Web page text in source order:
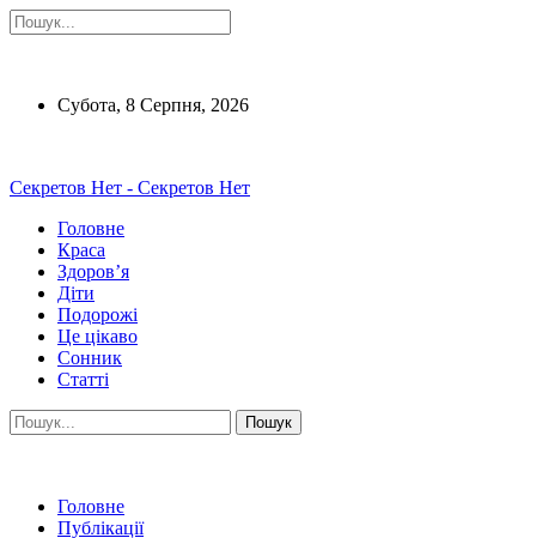
Субота, 8 Серпня, 2026
Секретов Нет - Секретов Нет
Головне
Краса
Здоров’я
Діти
Подорожі
Це цікаво
Сонник
Статті
Головне
Публікації